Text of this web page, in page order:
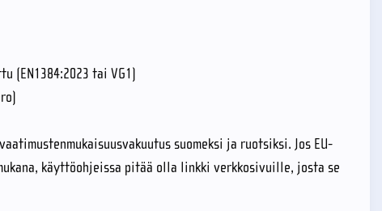
(EN1384:2023 tai VG1)
suomeksi ja ruotsiksi. Jos EU-
käyttöohjeissa pitää olla linkki verkkosivuille, josta se